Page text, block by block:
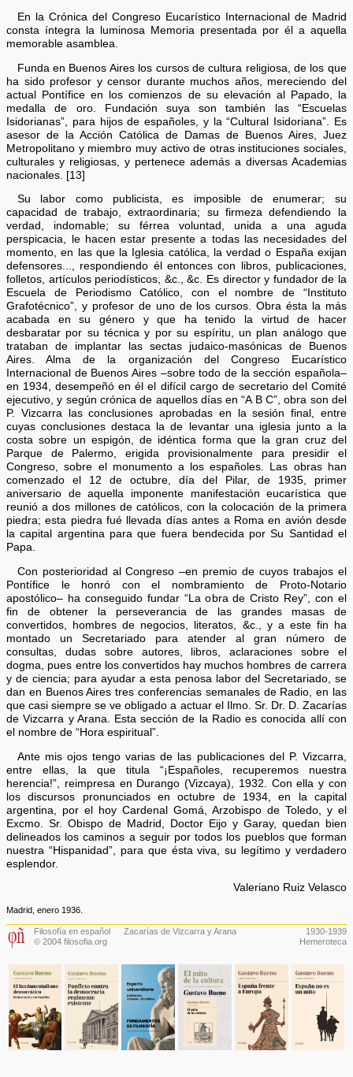
En la Crónica del Congreso Eucarístico Internacional de Madrid
consta íntegra la luminosa Memoria presentada por él a aquella
memorable asamblea.
Funda en Buenos Aires los cursos de cultura religiosa, de los que
ha sido profesor y censor durante muchos años, mereciendo del
actual Pontífice en los comienzos de su elevación al Papado, la
medalla de oro. Fundación suya son también las “Escuelas
Isidorianas”, para hijos de españoles, y la “Cultural Isidoriana”. Es
asesor de la Acción Católica de Damas de Buenos Aires, Juez
Metropolitano y miembro muy activo de otras instituciones sociales,
culturales y religiosas, y pertenece además a diversas Academias
nacionales. [13]
Su labor como publicista, es imposible de enumerar; su
capacidad de trabajo, extraordinaria; su firmeza defendiendo la
verdad, indomable; su férrea voluntad, unida a una aguda
perspicacia, le hacen estar presente a todas las necesidades del
momento, en las que la Iglesia católica, la verdad o España exijan
defensores..., respondiendo él entonces con libros, publicaciones,
folletos, artículos periodísticos, &c., &c. Es director y fundador de la
Escuela de Periodismo Católico, con el nombre de “Instituto
Grafotécnico”, y profesor de uno de los cursos. Obra ésta la más
acabada en su género y que ha tenido la virtud de hacer
desbaratar por su técnica y por su espíritu, un plan análogo que
trataban de implantar las sectas judaico-masónicas de Buenos
Aires. Alma de la organización del Congreso Eucarístico
Internacional de Buenos Aires –sobre todo de la sección española–
en 1934, desempeñó en él el difícil cargo de secretario del Comité
ejecutivo, y según crónica de aquellos días en “A B C”, obra son del
P. Vizcarra las conclusiones aprobadas en la sesión final, entre
cuyas conclusiones destaca la de levantar una iglesia junto a la
costa sobre un espigón, de idéntica forma que la gran cruz del
Parque de Palermo, erigida provisionalmente para presidir el
Congreso, sobre el monumento a los españoles. Las obras han
comenzado el 12 de octubre, día del Pilar, de 1935, primer
aniversario de aquella imponente manifestación eucarística que
reunió a dos millones de católicos, con la colocación de la primera
piedra; esta piedra fué llevada días antes a Roma en avión desde
la capital argentina para que fuera bendecida por Su Santidad el
Papa.
Con posterioridad al Congreso –en premio de cuyos trabajos el
Pontífice le honró con el nombramiento de Proto-Notario
apostólico– ha conseguido fundar “La obra de Cristo Rey”, con el
fin de obtener la perseverancia de las grandes masas de
convertidos, hombres de negocios, literatos, &c., y a este fin ha
montado un Secretariado para atender al gran número de
consultas, dudas sobre autores, libros, aclaraciones sobre el
dogma, pues entre los convertidos hay muchos hombres de carrera
y de ciencia; para ayudar a esta penosa labor del Secretariado, se
dan en Buenos Aires tres conferencias semanales de Radio, en las
que casi siempre se ve obligado a actuar el Ilmo. Sr. Dr. D. Zacarías
de Vizcarra y Arana. Esta sección de la Radio es conocida allí con
el nombre de “Hora espiritual”.
Ante mis ojos tengo varias de las publicaciones del P. Vizcarra,
entre ellas, la que titula “¡Españoles, recuperemos nuestra
herencia!”, reimpresa en Durango (Vizcaya), 1932. Con ella y con
los discursos pronunciados en octubre de 1934, en la capital
argentina, por el hoy Cardenal Gomá, Arzobispo de Toledo, y el
Excmo. Sr. Obispo de Madrid, Doctor Eijo y Garay, quedan bien
delineados los caminos a seguir por todos los pueblos que forman
nuestra “Hispanidad”, para que ésta viva, su legítimo y verdadero
esplendor.
Valeriano Ruiz Velasco
Madrid, enero 1936.
Filosofía en español
© 2004 filosofia.org
Zacarías de Vizcarra y Arana
1930-1939
Hemeroteca